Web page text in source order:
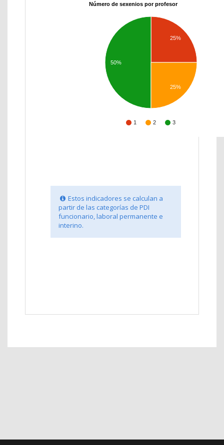
Número de sexenios por profesor
1 2 3
25%
50%
25%
Estos indicadores se calculan a
partir de las categorías de PDI
funcionario, laboral permanente e
interino.